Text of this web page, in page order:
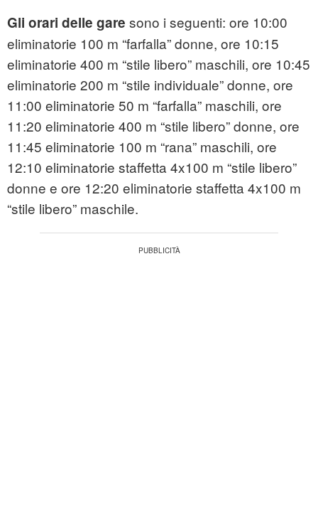
Gli orari delle gare sono i seguenti: ore 10:00
eliminatorie 100 m “farfalla” donne, ore 10:15
eliminatorie 400 m “stile libero” maschili, ore 10:45
eliminatorie 200 m “stile individuale” donne, ore
11:00 eliminatorie 50 m “farfalla” maschili, ore
11:20 eliminatorie 400 m “stile libero” donne, ore
11:45 eliminatorie 100 m “rana” maschili, ore
12:10 eliminatorie staffetta 4x100 m “stile libero”
donne e ore 12:20 eliminatorie staffetta 4x100 m
“stile libero” maschile.